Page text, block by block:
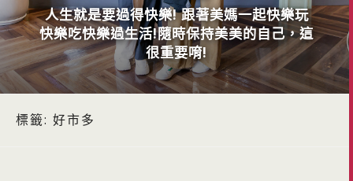
人生就是要過得快樂! 跟著美媽一起快樂玩
快樂吃快樂過生活!隨時保持美美的自己，這
很重要唷!
標籤: 好市多